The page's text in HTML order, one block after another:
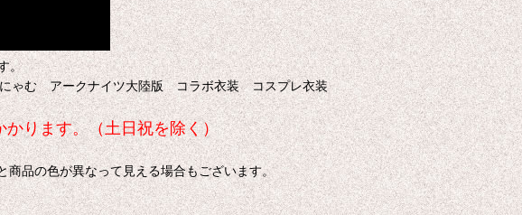
。
ゃむ アークナイツ大陸版 コラボ衣装 コスプレ衣装
ります。（土日祝を除く）
商品の色が異なって見える場合もございます。